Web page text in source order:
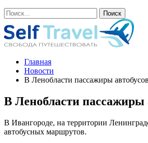
Главная
Новости
В Ленобласти пассажиры
В Ленобласти пассажиры
В Ивангороде, на территории
автобусных маршрутов.